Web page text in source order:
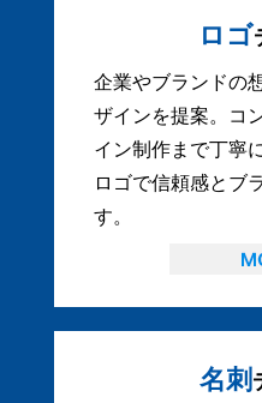
ロゴ
企業やブランドの
ザインを提案。コ
イン制作まで丁寧
ロゴで信頼感とブ
す。
名刺